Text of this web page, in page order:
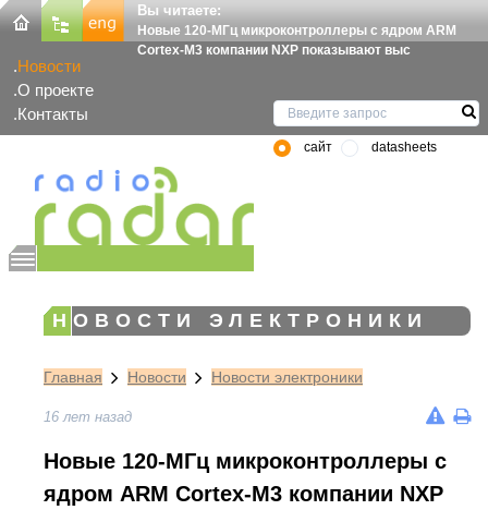
Вы читаете:
Новые 120-МГц микроконтроллеры с ядром ARM
Cortex-M3 компании NXP показывают выс
Новости
О проекте
Контакты
сайт datasheets
НОВОСТИ ЭЛЕКТРОНИКИ
Главная Новости Новости электроники
16 лет назад
Новые 120-МГц микроконтроллеры с
ядром ARM Cortex-M3 компании NXP